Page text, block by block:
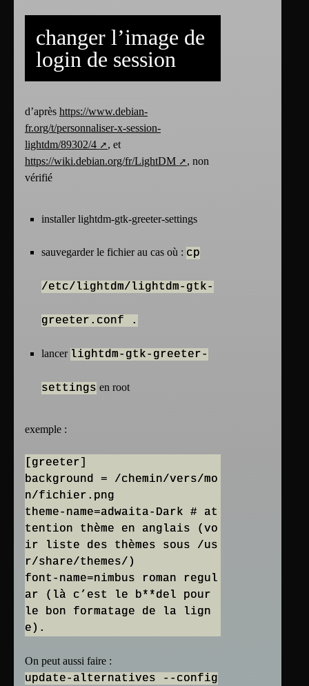
changer l’image de
login de session
d’après https://www.debian-
fr.org/t/personnaliser-x-session-
lightdm/89302/4
, et
https://wiki.debian.org/fr/LightDM
, non
vérifié
installer lightdm-gtk-greeter-settings
sauvegarder le fichier au cas où : cp
/etc/lightdm/lightdm-gtk-
greeter.conf .
lancer lightdm-gtk-greeter-
settings en root
exemple :
[greeter]
background = /chemin/vers/mo
n/fichier.png
theme-name=adwaita-Dark # at
tention thème en anglais (vo
ir liste des thèmes sous /us
r/share/themes/)
font-name=nimbus roman regul
ar (là c’est le b**del pour
le bon formatage de la lign
On peut aussi faire :
update-alternatives --config